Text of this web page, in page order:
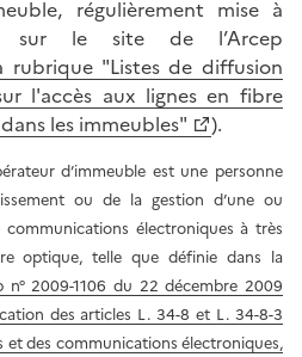
régulièrement mise à
sur le site de l’Arcep
rubrique "Listes de diffusion
l'accès aux lignes en fibre
les immeubles"
).
d’immeuble est une personne
ou de la gestion d’une ou
communications électroniques à très
optique, telle que définie dans la
n° 2009-1106 du 22 décembre 2009
des articles L. 34-8 et L. 34-8-3
et des communications électroniques,